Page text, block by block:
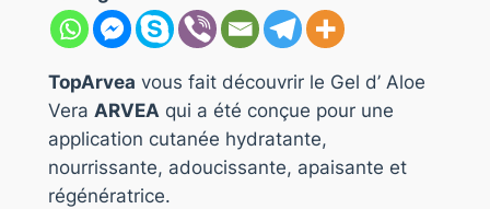
TopArvea vous fait découvrir le Gel d’ Aloe
Vera ARVEAqui a été conçue pour une
application cutanée hydratante,
nourrissante, adoucissante, apaisante et
régénératrice.